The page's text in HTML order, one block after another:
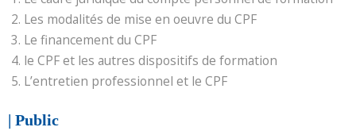
Les modalités de mise en oeuvre du CPF
Le financement du CPF
le CPF et les autres dispositifs de formation
L’entretien professionnel et le CPF
| Public